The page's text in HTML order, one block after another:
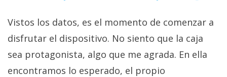
Vistos los datos, es el momento de comenzar a
disfrutar el dispositivo. No siento que la caja
sea protagonista, algo que me agrada. En ella
encontramos lo esperado, el propio